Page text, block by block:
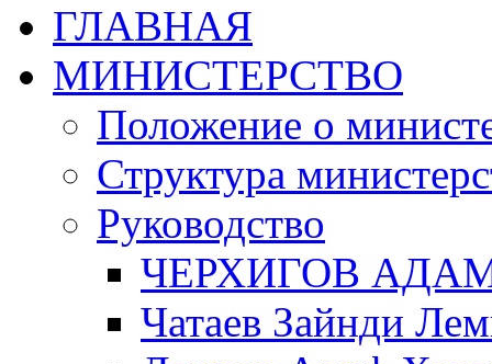
ГЛАВНАЯ
МИНИСТЕРСТВО
Положение о
Структура
Руководство
ЧЕРХИГОВ
Чатаев Зайнди